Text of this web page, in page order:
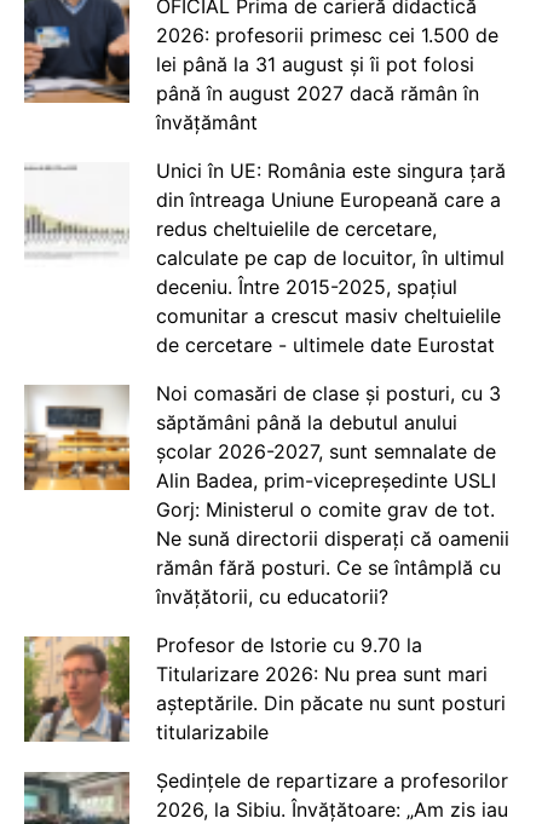
OFICIAL Prima de carieră didactică
2026: profesorii primesc cei 1.500 de
lei până la 31 august și îi pot folosi
până în august 2027 dacă rămân în
învățământ
Unici în UE: România este singura țară
din întreaga Uniune Europeană care a
redus cheltuielile de cercetare,
calculate pe cap de locuitor, în ultimul
deceniu. Între 2015-2025, spațiul
comunitar a crescut masiv cheltuielile
de cercetare - ultimele date Eurostat
Noi comasări de clase și posturi, cu 3
săptămâni până la debutul anului
școlar 2026-2027, sunt semnalate de
Alin Badea, prim-vicepreședinte USLI
Gorj: Ministerul o comite grav de tot.
Ne sună directorii disperați că oamenii
rămân fără posturi. Ce se întâmplă cu
învățătorii, cu educatorii?
Profesor de Istorie cu 9.70 la
Titularizare 2026: Nu prea sunt mari
așteptările. Din păcate nu sunt posturi
titularizabile
Ședințele de repartizare a profesorilor
2026, la Sibiu. Învățătoare: „Am zis iau